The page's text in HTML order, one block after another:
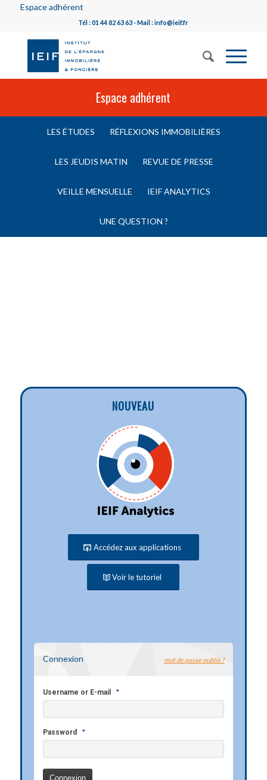
Espace adhérent
Tél : 01 44 82 63 63 - Mail : info@ieif.fr
Espace adhérent
LES ÉTUDES RÉFLEXIONS IMMOBILIÈRES
LES JEUDIS MATIN REVUE DE PRESSE
VEILLE MENSUELLE IEIF ANALYTICS
UNE QUESTION ?
NOUVEAU
Accédez aux applications
Voir le tutoriel
Connexion mot de passe oublié ?
Username or E-mail *
Password *